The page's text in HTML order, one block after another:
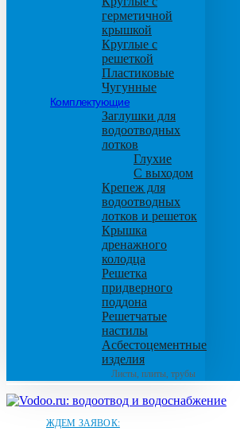
герметичной
крышкой
Круглые с
решеткой
Пластиковые
Чугунные
Комплектующие
Заглушки для
водоотводных
лотков
Глухие
С выходом
Крепеж для
водоотводных
лотков и решеток
Крышка
дренажного
колодца
Решетка
придверного
поддона
Решетчатые
настилы
Асбестоцементные
изделия
Листы, плиты, трубы
ЖДЕМ ЗАЯВОК: